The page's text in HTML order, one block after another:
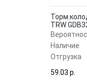
TRW
Наличие
Отгрузка
59.03 p.